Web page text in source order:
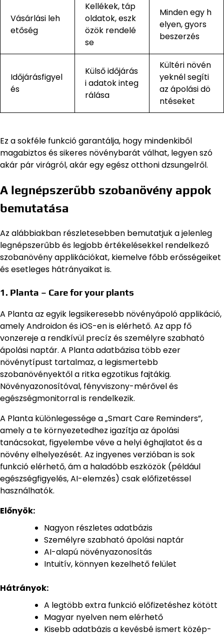
Vásárlási leh
etőség
Kellékek, táp
oldatok, eszk
özök rendelé
se
Minden egy h
elyen, gyors
beszerzés
Időjárásfigyel
és
Külső időjárás
i adatok integ
rálása
Kültéri növén
yeknél segíti
az ápolási dö
ntéseket
Ez a sokféle funkció garantálja, hogy mindenkiből
magabiztos és sikeres növénybarát válhat, legyen szó
akár pár virágról, akár egy egész otthoni dzsungelről.
A legnépszerűbb szobanövény appok
bemutatása
Az alábbiakban részletesebben bemutatjuk a jelenleg
legnépszerűbb és legjobb értékelésekkel rendelkező
szobanövény applikációkat, kiemelve főbb erősségeiket
és esetleges hátrányaikat is.
1. Planta – Care for your plants
A Planta az egyik legsikeresebb növényápoló applikáció,
amely Androidon és iOS-en is elérhető. Az app fő
vonzereje a rendkívül precíz és személyre szabható
ápolási naptár. A Planta adatbázisa több ezer
növénytípust tartalmaz, a legismertebb
szobanövényektől a ritka egzotikus fajtákig.
Növényazonosítóval, fényviszony-mérővel és
egészségmonitorral is rendelkezik.
A Planta különlegessége a „Smart Care Reminders”,
amely a te környezetedhez igazítja az ápolási
tanácsokat, figyelembe véve a helyi éghajlatot és a
növény elhelyezését. Az ingyenes verzióban is sok
funkció elérhető, ám a haladóbb eszközök (például
egészségfigyelés, AI-elemzés) csak előfizetéssel
használhatók.
Előnyök:
Nagyon részletes adatbázis
Személyre szabható ápolási naptár
AI-alapú növényazonosítás
Intuitív, könnyen kezelhető felület
Hátrányok:
A legtöbb extra funkció előfizetéshez kötött
Magyar nyelven nem elérhető
Kisebb adatbázis a kevésbé ismert közép-